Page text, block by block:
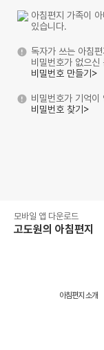
아침편지 가족이
있습니다.
독자가 쓰는 아침
비밀번호가 없으
비밀번호 만들기>
비밀번호가 기억이
비밀번호 찾기>
모바일 앱 다운로드
고도원의 아침편지
아침편지 소개